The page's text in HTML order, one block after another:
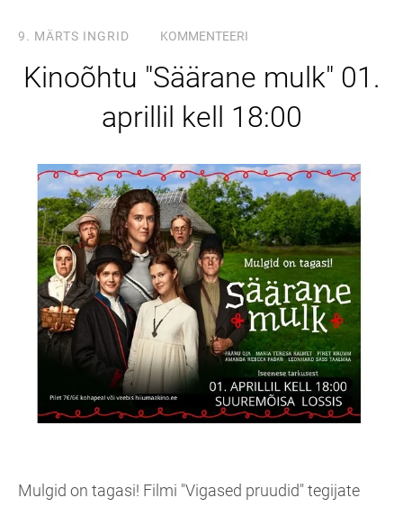
9. MÄRTS INGRID KOMMENTEERI
Kinoõhtu "Säärane mulk" 01.
aprillil kell 18:00
Mulgid on tagasi! Filmi "Vigased pruudid" tegijate